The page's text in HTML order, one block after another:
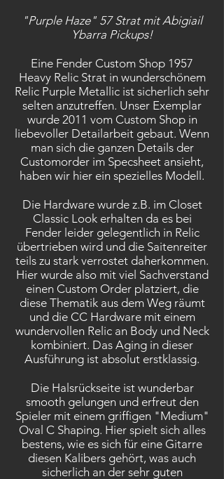
"Purple Haze" 57 Strat mit Abigiail
Ybarra Pickups!
Eine Fender Custom Shop 1957
Heavy Relic Strat in wunderschönem
Relic Purple Metallic ist sicherlich sehr
selten anzutreffen. Unser Exemplar
wurde 2011 vom Custom Shop in
liebevoller Detailarbeit gebaut. Wenn
man sich die ganzen Details der
Customorder im Specsheet ansieht,
haben wir hier ein spezielles Modell.
Die Hardware wurde z.B. im Closet
Classic Look erhalten da es bei
Fender leider gelegentlich in Relic
übertrieben wird und die Saitenreiter
teils zu stark verrostet daherkommen.
Hier wurde also mit viel Sachverstand
einen Custom Order platziert, die
diese Thematik aus dem Weg räumt
und die CC Hardware mit einem
wundervollen Relic an Body und Neck
kombiniert. Das Aging in dieser
Ausführung ist absolut erstklassig.
Die Halsrückseite ist wunderbar
smooth gelungen und erfreut den
Spieler mit einem griffigen "Medium"
Oval C Shaping. Hier spielt sich alles
bestens, wie es sich für eine Gitarre
diesen Kalibers gehört, was auch
sicherlich an der sehr guten